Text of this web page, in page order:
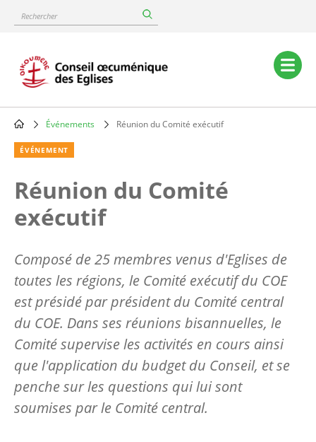
content
Rechercher
Main
navigation
Breadcrumb
Événements Réunion du Comité exécutif
ÉVÉNEMENT
Réunion du Comité
exécutif
Composé de 25 membres venus d'Eglises de
toutes les régions, le Comité exécutif du COE
est présidé par président du Comité central
du COE. Dans ses réunions bisannuelles, le
Comité supervise les activités en cours ainsi
que l'application du budget du Conseil, et se
penche sur les questions qui lui sont
soumises par le Comité central.